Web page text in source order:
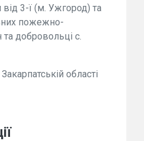
від 3-ї (м. Ужгород) та
пожежно-
та добровольці с.
області